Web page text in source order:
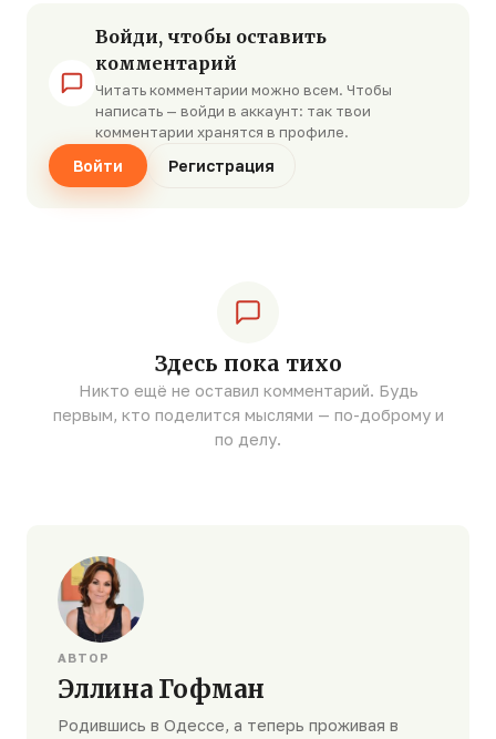
Войди, чтобы оставить
комментарий
Читать комментарии можно всем. Чтобы
написать — войди в аккаунт: так твои
комментарии хранятся в профиле.
Войти Регистрация
Здесь пока тихо
Никто ещё не оставил комментарий. Будь
первым, кто поделится мыслями — по-доброму и
по делу.
АВТОР
Эллина Гофман
Родившись в Одессе, а теперь проживая в